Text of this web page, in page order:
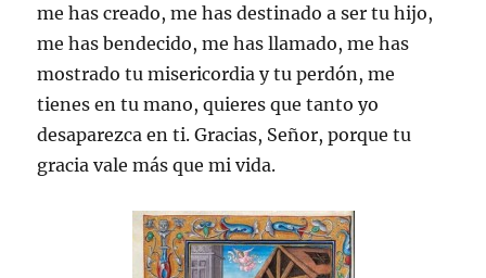
me has creado, me has destinado a ser tu hijo,
me has bendecido, me has llamado, me has
mostrado tu misericordia y tu perdón, me
tienes en tu mano, quieres que tanto yo
desaparezca en ti. Gracias, Señor, porque tu
gracia vale más que mi vida.